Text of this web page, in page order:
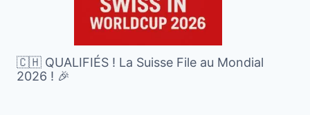
🇨🇭 QUALIFIÉS ! La Suisse File au Mondial
2026 ! 🎉